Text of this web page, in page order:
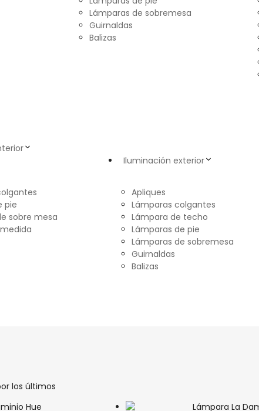
Lámparas de sobremesa
Guirnaldas
Balizas
pie
sobre mesa
Iluminación exterior
Apliques
Lámparas colgantes
Lámpara de techo
Lámparas de pie
Lámparas de sobremesa
Guirnaldas
Balizas
los últimos